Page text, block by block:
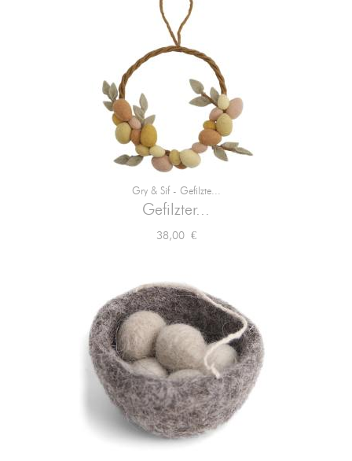
Gry & Sif - Gefilzte...
Gefilzter...
Preis
38,00 €